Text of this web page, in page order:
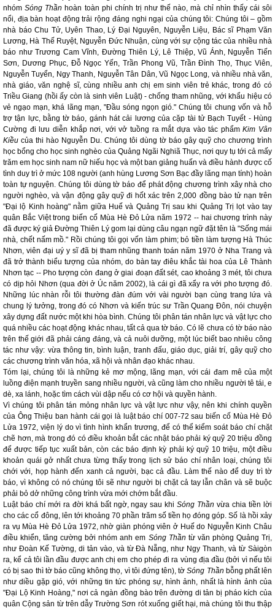
nhómSóng Thần hoàn toàn phi chính trị như thế nào, mà chỉ nhìn thấy cái sôi
nổi, địa bàn hoạt động trải rộng đáng nghi ngại của chúng tôi: Chúng tôi – gồm
nhà báo Chu Tử, Uyên Thao, Lý Đại Nguyên, Nguyễn Liệu, Bác sĩ Phạm Văn
Lương, Hà Thế Ruyệt, Nguyễn Đức Nhuận, cùng với sự cộng tác của nhiều nhà
báo như Trương Cam Vĩnh, Đường Thiên Lý, Lê Thiệp, Vũ Ánh, Nguyễn Tiến
Sơn, Dương Phục, Đỗ Ngọc Yến, Trần Phong Vũ,Trần Đình Thọ, Thục Viên,
Nguyễn Tuyển, Ngy Thanh, Nguyễn Tân Dân, Vũ Ngọc Long, và nhiều nhà văn,
nhà giáo, văn nghệ sĩ, cùng nhiều anh chị em sinh viên trẻ khác, trong đó có
Triều Giang (hồi ấy còn là sinh viên Luật)-chống tham nhũng, với khẩu hiệu có
vẻ ngạo mạn, khá lãng mạn, "Đầu sóng ngọn gió." Chúng tôi chung vốn và hỗ
trợ tận lực, bằng tờ báo, gánh hát cải lương của cặp tài tử Bạch Tuyết - Hùng
Cường đi lưu diễn khắp nơi, với vở tuồng ra mắt dựa vào tác phẩmKim Vân
Kiều của thi hào Nguyễn Du. Chúng tôi dùng tờ báo gây quỹ cho chương trình
học bổng cho học sinh nghèo của Quảng Ngãi Nghiã Thục, nơi quy tụ tới cả mấy
trăm em học sinh nam nữ hiếu học và một ban giảng huấn và điều hành được cố
tình duy trì ở mức 108 người (anh hùng Lương Sơn Bạc đầy lãng mạn tính) hoàn
toàn tự nguyện. Chúng tôi dùng tờ báo để phát động chương trình xây nhà cho
người nghèo, và vận động gây quỹ đi hốt xác trên 2,000 đồng bào tử nạn trên
"Đại lộ Kinh hoàng" nằm giữa Huế và Quảng Trị sau khi Quảng Trị lọt vào tay
quân Bắc Việt trong biến cố Mùa Hè Đỏ Lửa năm 1972 -- hai chương trình này
đã được ký giả Đường Thiên Lý gom lại dùng câu ngạn ngữ đặt tên là "Sống mái
nhà, chết nấm mồ." Rồi chúng tôi gọi vốn làm phim; bỏ tiền làm tượng Hà Thúc
Nhơn, viên đại uý y sĩ đã bị tham nhũng thanh toán năm 1970 ở Nha Trang và
đã trở thành biểu tượng của nhóm, do bàn tay điêu khắc tài hoa của Lê Thành
Nhơn tạc -- Pho tượng còn đang ở giai đoạn đất sét, cao khoảng 3 mét, tôi chưa
có dịp hỏi Nhơn (qua đời ở Úc năm 2002), là cái gì đã xẩy ra với pho tượng đó.
Những lúc nhàn rỗi tôi thường đàn đúm với vài người bạn cùng trang lứa và
chung lý tưởng, trong đó có Nhơn và kiến trúc sư Trần Quang Đôn, nói chuyện
xây dựng đất nước một khi hòa bình. Chúng tôi phân tán nhân lực và vật lực cho
quá nhiều các hoạt động khác nhau, tất cả qua tờ báo. Có lẽ chưa có tờ báo nào
trên thế giới đã phải cáng đáng, và cả nuôi dưỡng, một lúc biết bao nhiêu công
tác như vậy: vừa thông tin, bình luận, tranh đấu, giáo dục, giải trí, gây quỹ cho
các chương trình văn hóa, xã hội và nhân đạo khác nhau.
Tóm lại, chúng tôi là những kẻ mơ mộng, lãng mạn, với cái đam mê của một
luồng điện mạnh truyền sang nhiều người, và cũng làm cho nhiều người tê tái, e
dè, xa lánh, hoặc tìm cách vùi dập nếu có cơ hội và quyền hành.
Vì chúng tôi phân tán mỏng nhân lực và vật lực như vậy, nên khi chính quyền
của Ông Thiệu ban hành cái gọi là luật báo chí 007-72 sau biến cố Mùa Hè Đỏ
Lửa 1972, viện lý do vì tình hình khẩn trương, để có thể kiểm soát báo chí chặt
chẽ hơn, mà trong đó có điều khoản bắt các nhật báo phải ký quỹ 20 triệu đồng
để được tiếp tục xuất bản, còn các báo định kỳ phải ký quỹ 10 triệu, một điều
khoản quái gở nhất chưa từng thấy trong lịch sử báo chí nhân loại, chúng tôi
chới với, họp hành đến xanh cả người, bạc cả đầu. Làm thế nào để duy trì tờ
báo, vì không có nó chúng tôi sẽ như người bị chặt cả tay lẫn chân và sẽ buộc
phải bỏ dở những công trình vừa mới chớm bắt đầu.
Luật báo chí mới ra đời khá bất ngờ, ngay sau khiSóng Thần vừa chia tiền lời
cho các cổ đông, lên tới khoảng 70 phần trăm số tiền họ đóng góp. Số là hồi xảy
ra vụ Mùa Hè Đỏ Lửa 1972, nhờ giàn phóng viên ở Huế do Nguyễn Kinh Châu
điều khiển, tăng cường bởi nhóm anh em Sóng Thần từ văn phòng Quảng Trị,
như Đoàn Kế Tường, di tản vào, và từ Đà Nẵng, như Ngy Thanh, và từ Sàigòn
ra, kể cả tôi lần đầu được anh chị em cho phép đi ra vùng địa đầu (bởi vì nếu tôi
có bị sao thì tờ báo cũng không thọ, vì tôi đứng tên), tờSóng Thần bỗng phất lên
như diều gặp gió, với những tin tức phóng sự, hình ảnh, nhất là hình ảnh của
"Đại Lộ Kinh Hoàng," nơi cả ngàn đồng bào trên đường di tản bị pháo kích của
quân Cộng sản từ trên dẫy Trường Sơn rót xuống giết hại, mà chúng tôi thu thập